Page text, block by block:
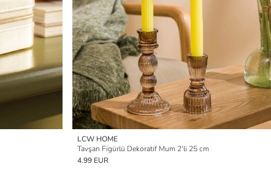
LCW HOME
Tavşan Figürlü Dekoratif Mum 2'li 25 cm
4.99 EUR